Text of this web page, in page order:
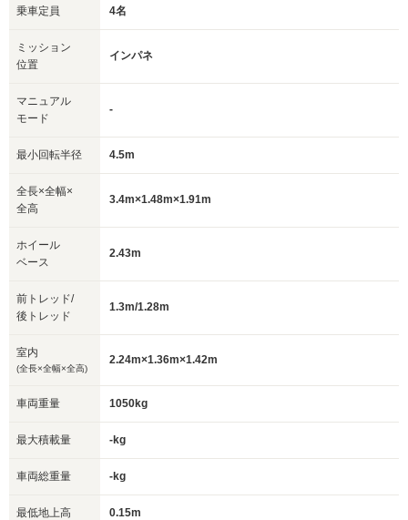
乗車定員 4名
ミッション
位置
インパネ
マニュアル
モード
-
最小回転半径 4.5m
全長×全幅×
全高
3.4m×1.48m×1.91m
ホイール
ベース
2.43m
前トレッド/
後トレッド
1.3m/1.28m
室内
(全長×全幅×全高)
2.24m×1.36m×1.42m
車両重量 1050kg
最大積載量 -kg
車両総重量 -kg
最低地上高 0.15m